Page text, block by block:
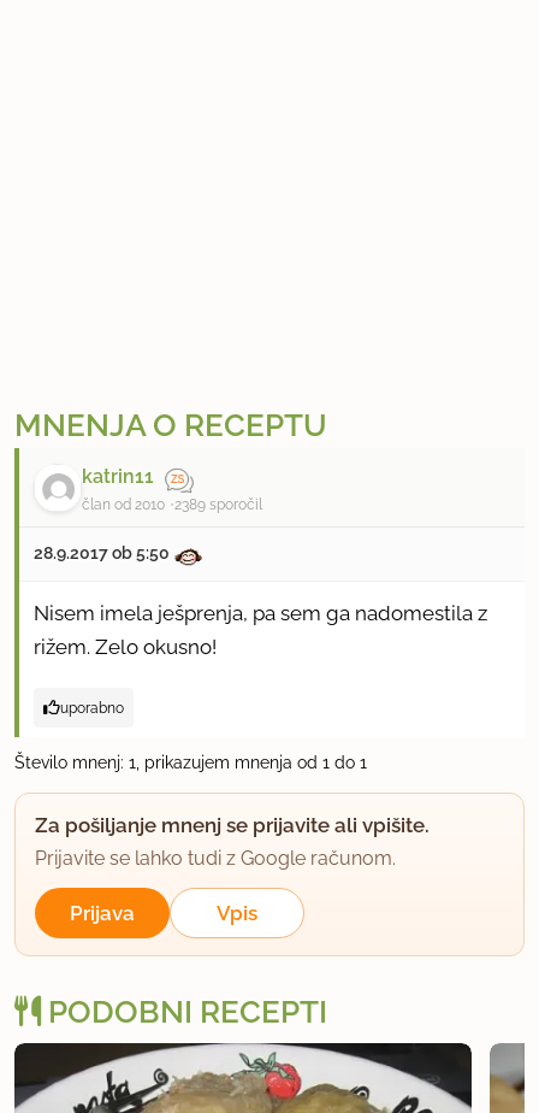
MNENJA O RECEPTU
katrin11
član od 2010 2389 sporočil
28.9.2017 ob 5:50
Nisem imela ješprenja, pa sem ga nadomestila z
rižem. Zelo okusno!
uporabno
Število mnenj: 1, prikazujem mnenja od 1 do 1
Za pošiljanje mnenj se prijavite ali vpišite.
Prijavite se lahko tudi z Google računom.
Prijava Vpis
PODOBNI RECEPTI